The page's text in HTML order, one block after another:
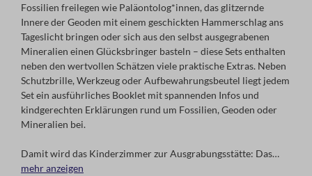
Fossilien freilegen wie Paläontolog*innen, das glitzernde
Innere der Geoden mit einem geschickten Hammerschlag ans
Tageslicht bringen oder sich aus den selbst ausgegrabenen
Mineralien einen Glücksbringer basteln – diese Sets enthalten
neben den wertvollen Schätzen viele praktische Extras. Neben
Schutzbrille, Werkzeug oder Aufbewahrungsbeutel liegt jedem
Set ein ausführliches Booklet mit spannenden Infos und
kindgerechten Erklärungen rund um Fossilien, Geoden oder
Mineralien bei.
Damit wird das Kinderzimmer zur Ausgrabungsstätte: Das
große Mineralien-Ausgrabungs-Set enthält fünf echte
mehr anzeigen